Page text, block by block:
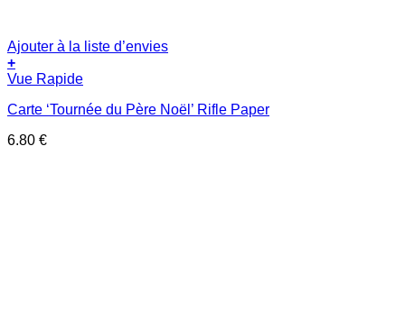
Ajouter à la liste d’envies
+
Vue Rapide
Carte ‘Tournée du Père Noël’ Rifle Paper
6.80 €